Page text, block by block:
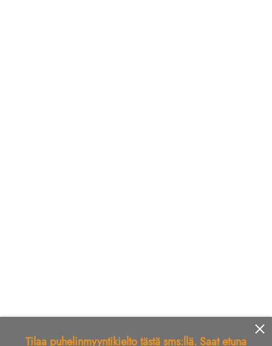
Tilaa puhelinmyyntikielto tästä sms:llä. Saat etuna